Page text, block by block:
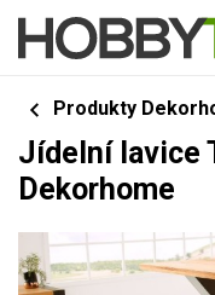
Produkty
Jídelní lavice
Dekorhome